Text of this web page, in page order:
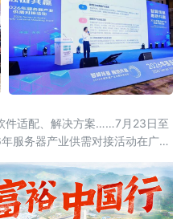
件适配、解决方案……7月23日至
服务器产业供需对接活动在广东
、东莞市人民政府联合主办，汇
服务器产业链企业、金融机构、
搭